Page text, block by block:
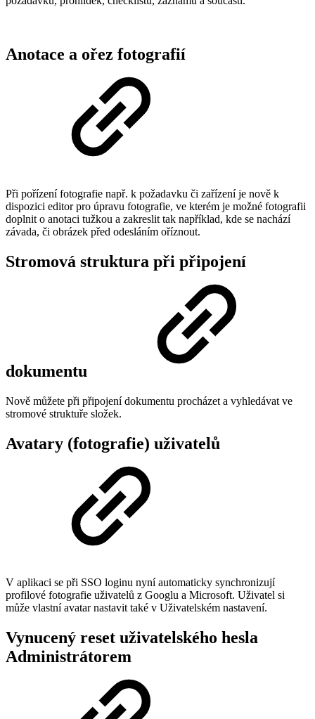
Anotace a ořez fotografií
Při pořízení fotografie např. k požadavku či zařízení je nově k
dispozici editor pro úpravu fotografie, ve kterém je možné fotografii
doplnit o anotaci tužkou a zakreslit tak například, kde se nachází
závada, či obrázek před odesláním oříznout.
Stromová struktura při připojení
dokumentu
Nově můžete při připojení dokumentu procházet a vyhledávat ve
stromové struktuře složek.
Avatary (fotografie) uživatelů
V aplikaci se při SSO loginu nyní automaticky synchronizují
profilové fotografie uživatelů z Googlu a Microsoft. Uživatel si
může vlastní avatar nastavit také v Uživatelském nastavení.
Vynucený reset uživatelského hesla
Administrátorem